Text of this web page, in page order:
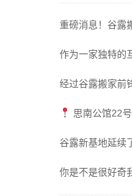
重磅消息！ 谷露
作为一家独特的
经过谷露搬家前
思南公馆22
谷露新基地延续
你是不是很好奇